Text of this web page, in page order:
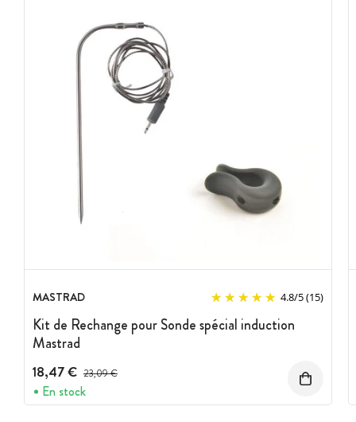
MASTRAD 4.8/5(15)
Kit de Rechange pour Sonde spécial induction
Mastrad
18,47 € Prix avant réduction :
23,09 €
En stock